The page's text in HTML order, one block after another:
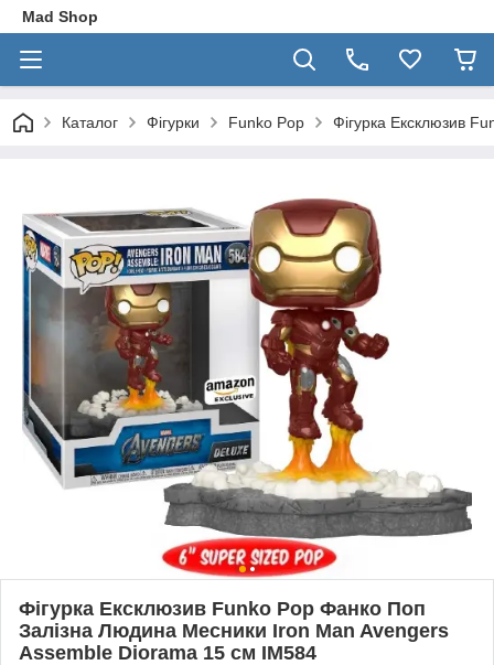
Mad Shop
Каталог Фігурки Funko Pop Фігурка Ексклюзив
Фігурка Ексклюзив Funko Pop Фанко Поп
Залізна Людина Месники Iron Man Avengers
Assemble Diorama 15 см IM584